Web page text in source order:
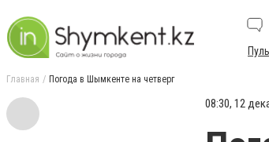
Главная Погода в Шымкенте на четверг
08:30, 12